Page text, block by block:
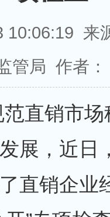
10:06:19 来
管局 作者：
销市场
展，近日
直销企业